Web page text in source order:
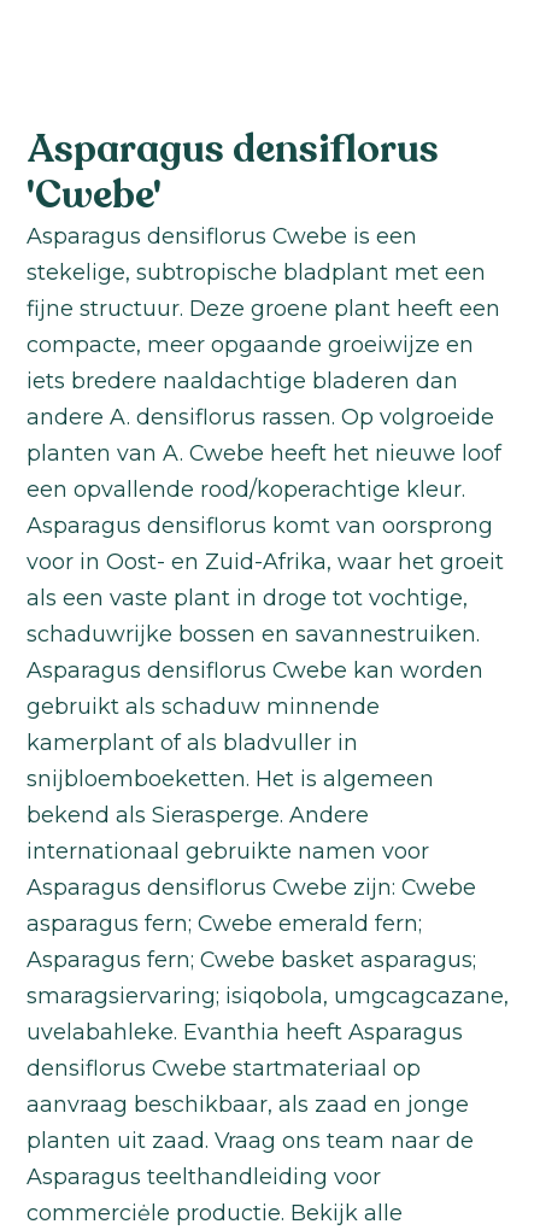
Asparagus densiflorus
'Cwebe'
Asparagus densiflorus Cwebe is een
stekelige, subtropische bladplant met een
fijne structuur. Deze groene plant heeft een
compacte, meer opgaande groeiwijze en
iets bredere naaldachtige bladeren dan
andere A. densiflorus rassen. Op volgroeide
planten van A. Cwebe heeft het nieuwe loof
een opvallende rood/koperachtige kleur.
Asparagus densiflorus komt van oorsprong
voor in Oost- en Zuid-Afrika, waar het groeit
als een vaste plant in droge tot vochtige,
schaduwrijke bossen en savannestruiken.
Asparagus densiflorus Cwebe kan worden
gebruikt als schaduw minnende
kamerplant of als bladvuller in
snijbloemboeketten. Het is algemeen
bekend als Sierasperge. Andere
internationaal gebruikte namen voor
Asparagus densiflorus Cwebe zijn: Cwebe
asparagus fern; Cwebe emerald fern;
Asparagus fern; Cwebe basket asparagus;
smaragsiervaring; isiqobola, umgcagcazane,
uvelabahleke. Evanthia heeft Asparagus
densiflorus Cwebe startmateriaal op
aanvraag beschikbaar, als zaad en jonge
planten uit zaad. Vraag ons team naar de
Asparagus teelthandleiding voor
commerciėle productie. Bekijk alle